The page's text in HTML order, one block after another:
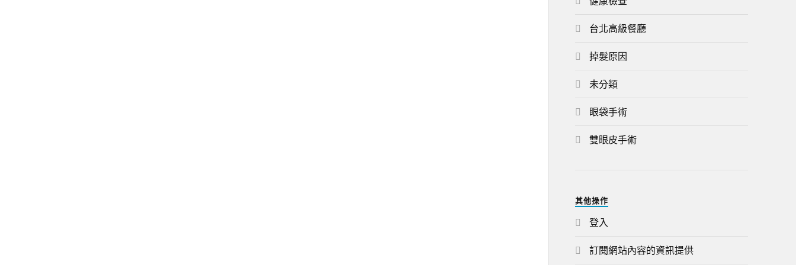
台北高級餐廳
掉髮原因
未分類
眼袋手術
雙眼皮手術
其他操作
登入
訂閱網站內容的資訊提供